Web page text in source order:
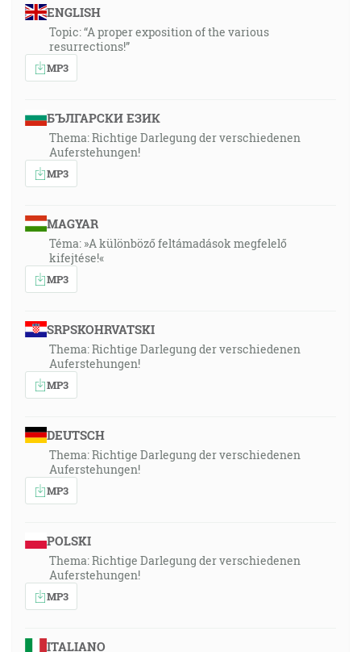
ENGLISH
Topic: “A proper exposition of the various
resurrections!”
MP3
БЪЛГАРСКИ ЕЗИК
Thema: Richtige Darlegung der verschiedenen
Auferstehungen!
MP3
MAGYAR
Téma: »A különböző feltámadások megfelelő
kifejtése!«
MP3
SRPSKOHRVATSKI
Thema: Richtige Darlegung der verschiedenen
Auferstehungen!
MP3
DEUTSCH
Thema: Richtige Darlegung der verschiedenen
Auferstehungen!
MP3
POLSKI
Thema: Richtige Darlegung der verschiedenen
Auferstehungen!
MP3
ITALIANO